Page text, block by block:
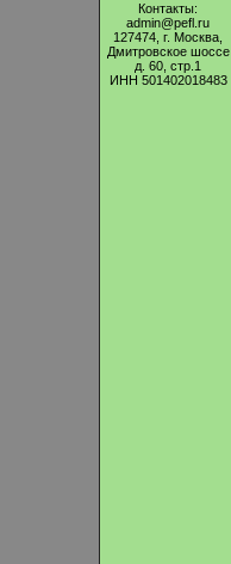
Контакты:
admin@pefl.ru
127474, г. Москва,
Дмитровское шоссе
д. 60, стр.1
ИНН 501402018483